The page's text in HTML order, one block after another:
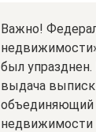
Важно!
был
выдача
объединяющий
недвижимости